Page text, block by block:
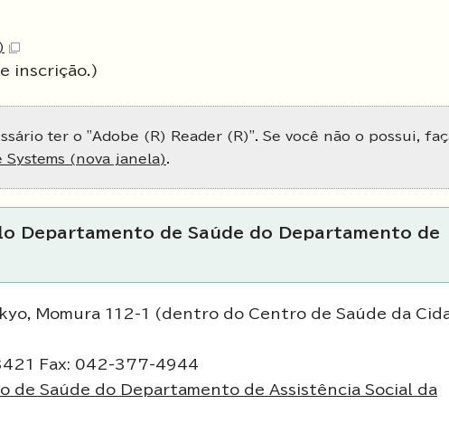
inscrição.)
ter o "Adobe (R) Reader (R)". Se você não o possui,
Systems (nova janela) .
Departamento de Saúde do Departamento de
Momura 112-1 (dentro do Centro de Saúde da
Fax: 042-377-4944
de Saúde do Departamento de Assistência Social da